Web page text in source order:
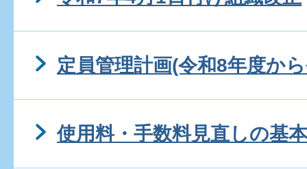
定員管理計画(令和8年度か
使用料・手数料見直しの基